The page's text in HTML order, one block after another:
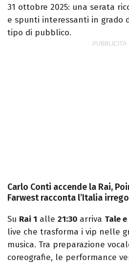
31 ottobre 2025: una serata
e spunti interessanti in grado
tipo di pubblico.
Carlo Conti accende la Rai,
Farwest racconta l’Italia
Su Rai 1 alle 21:30 arriva Tale
live che trasforma i vip nelle
musica. Tra preparazione
coreografie, le performance